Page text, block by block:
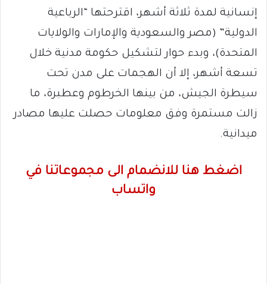
إنسانية لمدة ثلاثة أشهر، اقترحتها “الرباعية
الدولية” (مصر والسعودية والإمارات والولايات
المتحدة)، وبدء حوار لتشكيل حكومة مدنية خلال
تسعة أشهر، إلا أن الهجمات على مدن تحت
سيطرة الجيش، من بينها الخرطوم وعطبرة، ما
زالت مستمرة وفق معلومات حصلت عليها مصادر
ميدانية.
اضغط هنا للانضمام الى مجموعاتنا في
واتساب